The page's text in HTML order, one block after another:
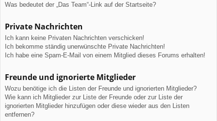
Was bedeutet der „Das Team“-Link auf der Startseite?
Private Nachrichten
Ich kann keine Privaten Nachrichten verschicken!
Ich bekomme ständig unerwünschte Private Nachrichten!
Ich habe eine Spam-E-Mail von einem Mitglied dieses Forums erhalten!
Freunde und ignorierte Mitglieder
Wozu benötige ich die Listen der Freunde und ignorierten Mitglieder?
Wie kann ich Mitglieder zur Liste der Freunde oder zur Liste der
ignorierten Mitglieder hinzufügen oder diese wieder aus den Listen
entfernen?